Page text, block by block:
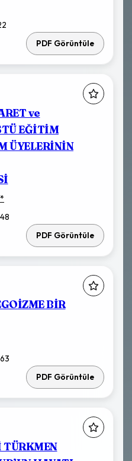
PDF Görüntüle
ve
EĞİTİM
ÜYELERİNİN
*
PDF Görüntüle
BİR
PDF Görüntüle